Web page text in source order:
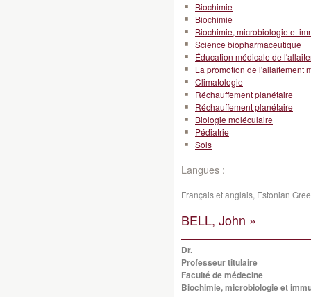
Biochimie
Biochimie
Biochimie, microbiologie et
Science biopharmaceutique
Éducation médicale de
La promotion de l'allaitement
Climatologie
Réchauffement planétaire
Réchauffement planétaire
Biologie moléculaire
Pédiatrie
Sols
Langues :
Français et anglais, Estonian
BELL, John »
Dr.
Professeur titulaire
Faculté de médecine
Biochimie, microbiologie et